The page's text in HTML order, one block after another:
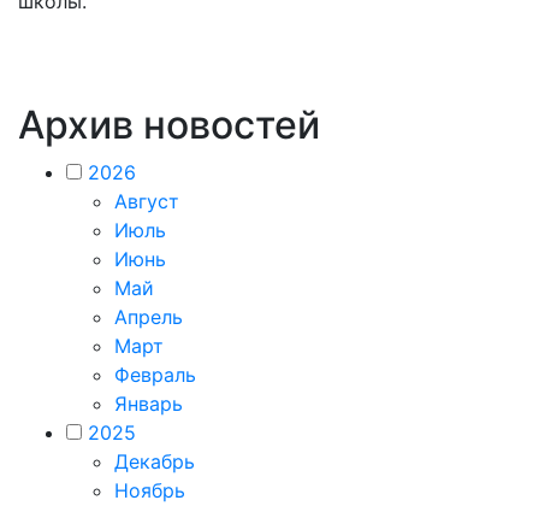
Архив новостей
2026
Август
Июль
Июнь
Май
Апрель
Март
Февраль
Январь
2025
Декабрь
Ноябрь